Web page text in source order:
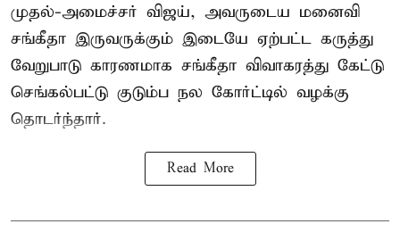
முதல்-அமைச்சர் விஜய், அவருடைய மனைவி
சங்கீதா இருவருக்கும் இடையே ஏற்பட்ட கருத்து
வேறுபாடு காரணமாக சங்கீதா விவாகரத்து கேட்டு
செங்கல்பட்டு குடும்ப நல கோர்ட்டில் வழக்கு
தொடர்ந்தார்.
Read More